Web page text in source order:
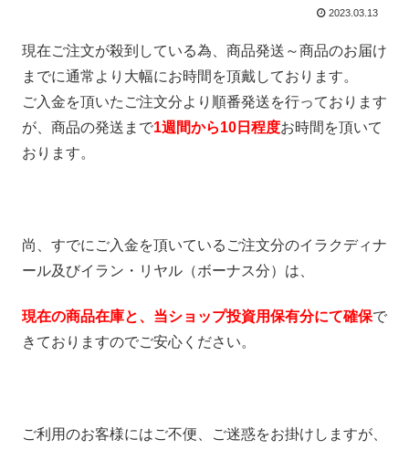
2023.03.13
現在ご注文が殺到している為、商品発送～商品のお届け
までに通常より大幅にお時間を頂戴しております。
ご入金を頂いたご注文分より順番発送を行っております
が、商品の発送まで1週間から10日程度お時間を頂いて
おります。
尚、すでにご入金を頂いているご注文分のイラクディナ
ール及びイラン・リヤル（ボーナス分）は、
現在の商品在庫と、当ショップ投資用保有分にて確保で
きておりますのでご安心ください。
ご利用のお客様にはご不便、ご迷惑をお掛けしますが、